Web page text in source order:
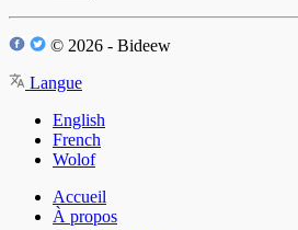
© 2026 - Bideew
Langue
English
French
Wolof
Accueil
À propos